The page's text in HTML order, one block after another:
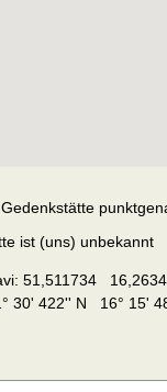
ist (uns) unbekannt
51,511734
30' 422'' N 16° 15'